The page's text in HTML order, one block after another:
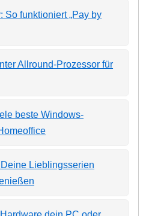
So funktioniert „Pay by
Allround-Prozessor für
beste Windows-
Lieblingsserien